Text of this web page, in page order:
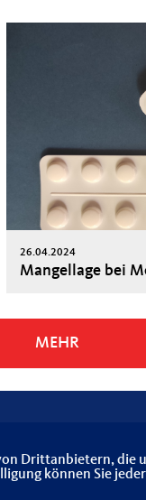
26.04.2024
Mangellage bei
MEHR
Drittanbietern, die
können Sie